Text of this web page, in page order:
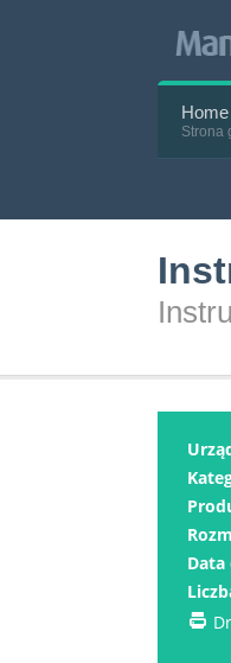
Home
Strona
Data